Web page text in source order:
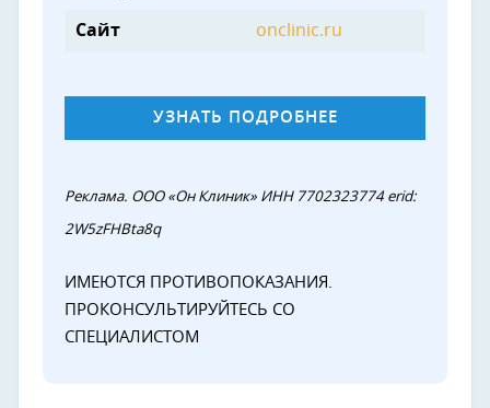
Сайт onclinic.ru
УЗНАТЬ ПОДРОБНЕЕ
Реклама. ООО «Он Клиник» ИНН 7702323774 erid:
2W5zFHBta8q
ИМЕЮТСЯ ПРОТИВОПОКАЗАНИЯ.
ПРОКОНСУЛЬТИРУЙТЕСЬ СО
СПЕЦИАЛИСТОМ